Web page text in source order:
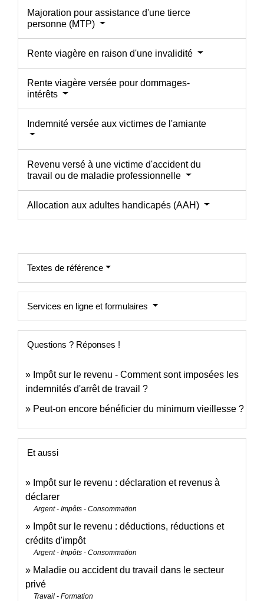
Majoration pour assistance d'une tierce
personne (MTP)
Rente viagère en raison d'une invalidité
Rente viagère versée pour dommages-
intérêts
Indemnité versée aux victimes de l'amiante
Revenu versé à une victime d'accident du
travail ou de maladie professionnelle
Allocation aux adultes handicapés (AAH)
Textes de référence
Services en ligne et formulaires
Questions ? Réponses !
Impôt sur le revenu - Comment sont imposées les
indemnités d'arrêt de travail ?
Peut-on encore bénéficier du minimum vieillesse ?
Et aussi
Impôt sur le revenu : déclaration et revenus à
déclarer
Argent - Impôts - Consommation
Impôt sur le revenu : déductions, réductions et
crédits d'impôt
Argent - Impôts - Consommation
Maladie ou accident du travail dans le secteur
privé
Travail - Formation